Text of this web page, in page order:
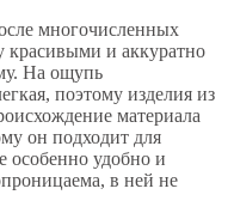
многочисленных
красивыми и аккуратно
На ощупь
поэтому изделия из
материала
он подходит для
особенно удобно и
в ней не